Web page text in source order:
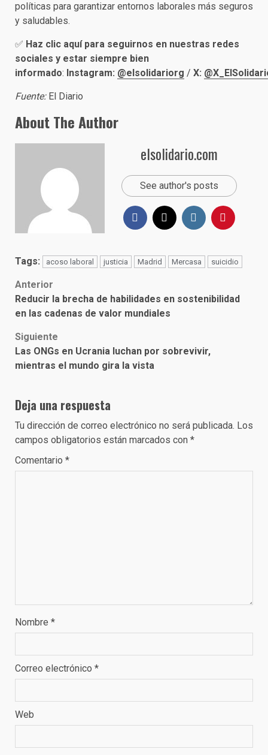
políticas para garantizar entornos laborales más seguros
y saludables.
✅ Haz clic aquí para seguirnos en nuestras redes
sociales y estar siempre bien
informado: Instagram: @elsolidariorg / X:
Fuente: El Diario
About The Author
elsolidario.com
See author's posts
Tags: acoso laboral justicia Madrid Mercasa suicidio
Post
navigation
Anterior
Reducir la brecha de habilidades en sostenibilidad
en las cadenas de valor mundiales
Siguiente
Las ONGs en Ucrania luchan por sobrevivir,
mientras el mundo gira la vista
Deja una respuesta
Tu dirección de correo electrónico no será publicada. Los
campos obligatorios están marcados con *
Comentario *
Nombre *
Correo electrónico *
Web